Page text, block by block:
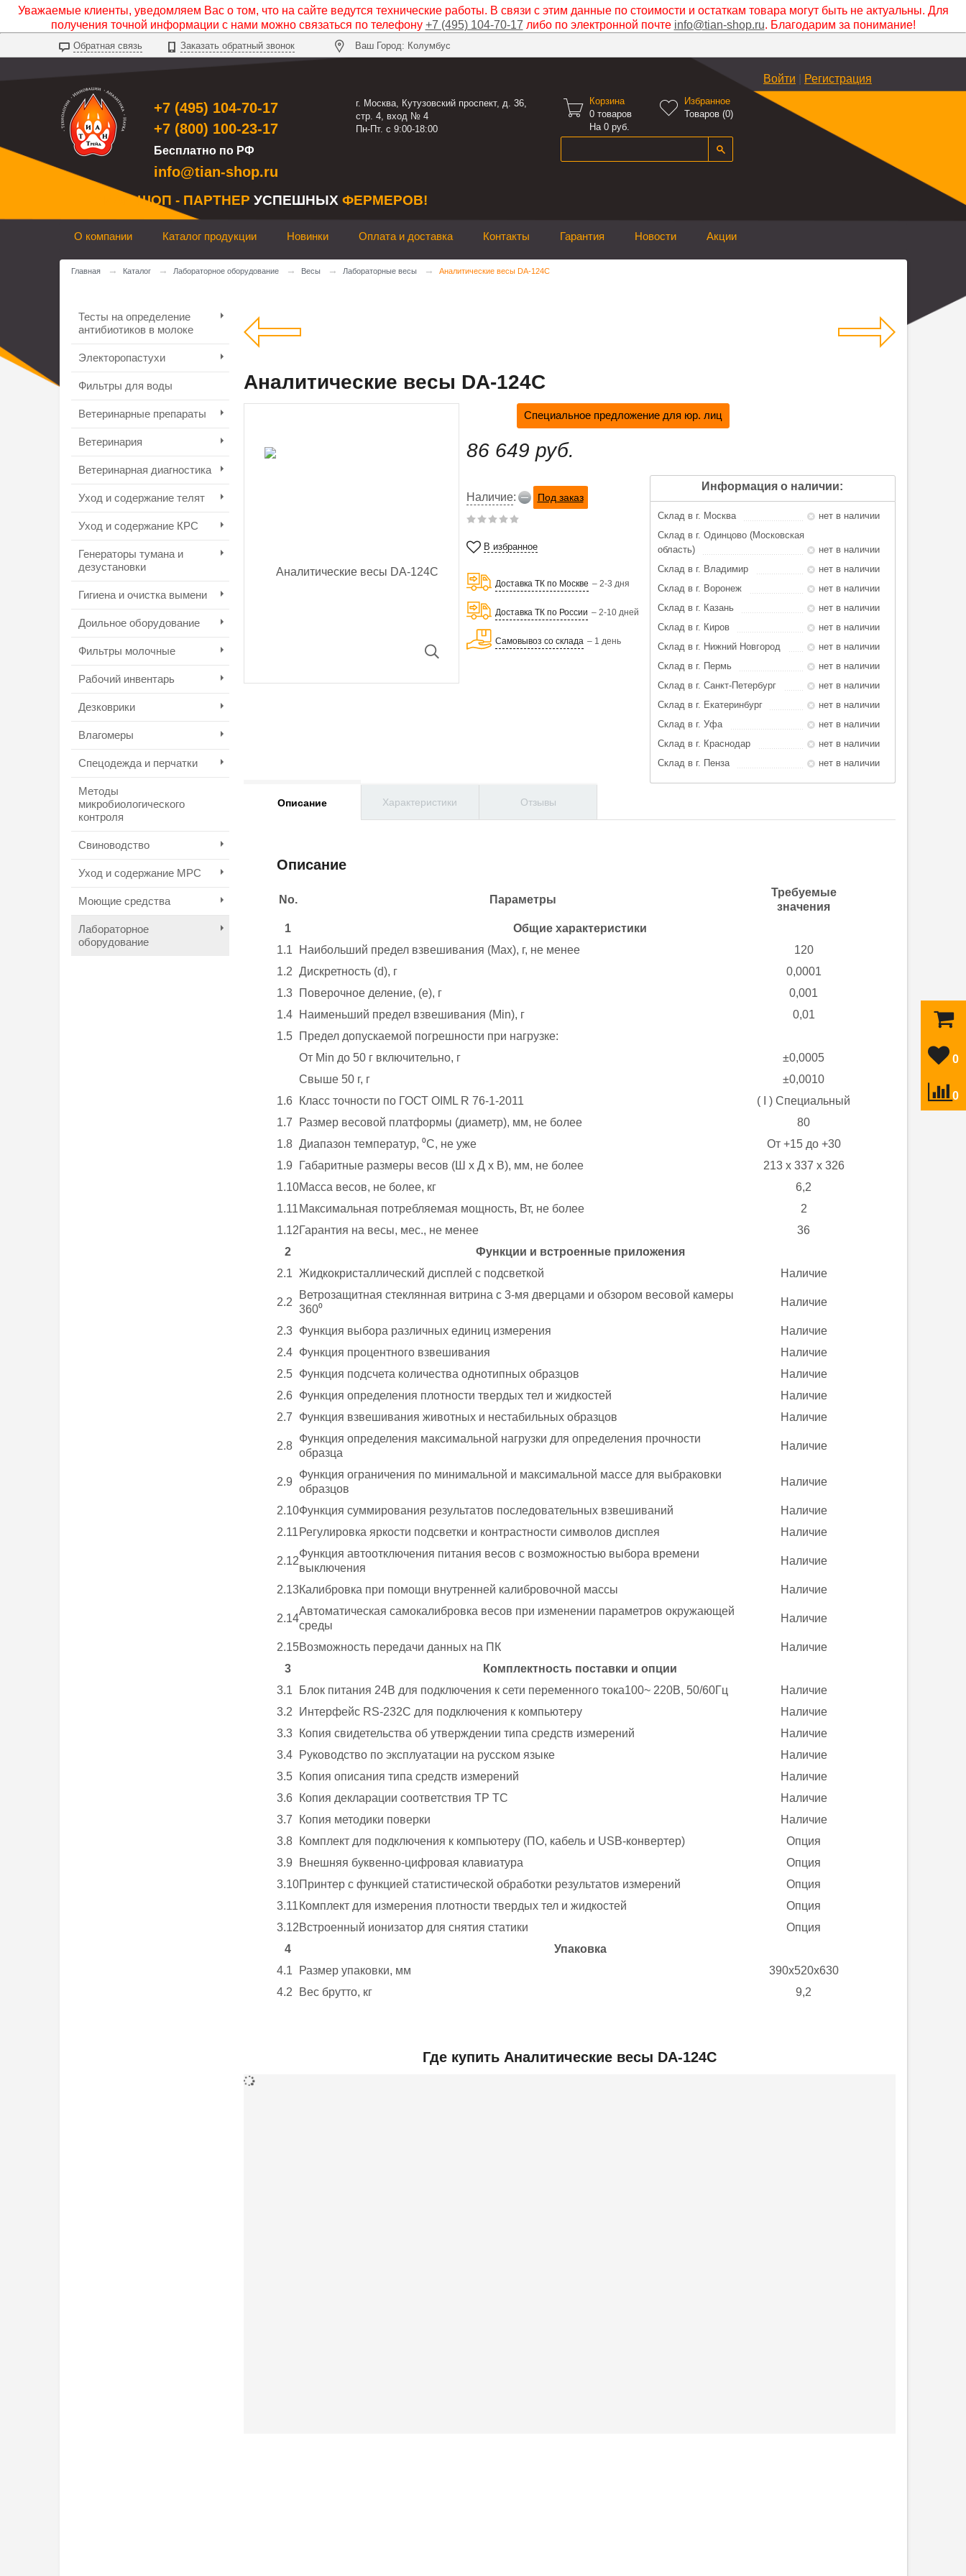
Уважаемые клиенты, уведомляем Вас о том, что на сайте ведутся технические работы. В связи с этим данные по стоимости и остаткам товара могут быть не актуальны. Для
получения точной информации с нами можно связаться по телефону +7 (495) 104-70-17 либо по электронной почте info@tian-shop.ru. Благодарим за понимание!
Обратная связь Заказать обратный звонок Ваш Город: Колумбус
0
0
Войти Регистрация
+7 (495) 104-70-17
+7 (800) 100-23-17
Бесплатно по РФ
info@tian-shop.ru
г. Москва, Кутузовский проспект, д. 36,
стр. 4, вход № 4
Пн-Пт. с 9:00-18:00

Корзина
0товаров
На 0 руб.

Избранное
Товаров (0)
ТИАН ШОП - ПАРТНЕР УСПЕШНЫХ ФЕРМЕРОВ!
О компании Каталог продукции Новинки Оплата и доставка Контакты Гарантия Новости Акции
Главная → Каталог → Лабораторное оборудование → Весы → Лабораторные весы → Аналитические весы DA-124C
Тесты на определение
антибиотиков в молоке
Электоропастухи
Фильтры для воды
Ветеринарные препараты
Ветеринария
Ветеринарная диагностика
Уход и содержание телят
Уход и содержание КРС
Генераторы тумана и
дезустановки
Гигиена и очистка вымени
Доильное оборудование
Фильтры молочные
Рабочий инвентарь
Дезковрики
Влагомеры
Спецодежда и перчатки
Методы
микробиологического
контроля
Свиноводство
Уход и содержание МРС
Моющие средства
Лабораторное
оборудование
Аналитические весы DA-124C
Специальное предложение для юр. лиц
86 649 руб.
Наличие: Под заказ
В избранное
Доставка ТК по Москве – 2-3 дня
Доставка ТК по России – 2-10 дней
Самовывоз со склада – 1 день
Информация о наличии:
Склад в г. Москва
нет в наличии
Склад в г. Одинцово (Московская
область)
нет в наличии
Склад в г. Владимир
нет в наличии
Склад в г. Воронеж
нет в наличии
Склад в г. Казань
нет в наличии
Склад в г. Киров
нет в наличии
Склад в г. Нижний Новгород
нет в наличии
Склад в г. Пермь
нет в наличии
Склад в г. Санкт-Петербург
нет в наличии
Склад в г. Екатеринбург
нет в наличии
Склад в г. Уфа
нет в наличии
Склад в г. Краснодар
нет в наличии
Склад в г. Пенза
нет в наличии
Описание Характеристики Отзывы
Описание
No. Параметры
Требуемые
значения
1
Общие характеристики
1.1
Наибольший предел взвешивания (Max), г, не менее
120
1.2 Дискретность (d), г
0,0001
1.3
Поверочное деление, (e), г
0,001
1.4
Наименьший предел взвешивания (Min), г
0,01
1.5
Предел допускаемой погрешности при нагрузке:
От Min до 50 г включительно, г
±0,0005
Свыше 50 г, г
±0,0010
1.6
Класс точности по ГОСТ OIML R 76-1-2011
( I ) Специальный
1.7
Размер весовой платформы (диаметр), мм, не более
80
1.8 Диапазон температур, ⁰С, не уже
От +15 до +30
1.9
Габаритные размеры весов (Ш х Д х В), мм, не более
213 х 337 х 326
1.10Масса весов, не более, кг
6,2
1.11 Максимальная потребляемая мощность, Вт, не более
2
1.12Гарантия на весы, мес., не менее
36
2
Функции и встроенные приложения
2.1
Жидкокристаллический дисплей с подсветкой Наличие
2.2
Ветрозащитная стеклянная витрина с 3-мя дверцами и обзором весовой камеры
360⁰
Наличие
2.3 Функция выбора различных единиц измерения
Наличие
2.4 Функция процентного взвешивания
Наличие
2.5 Функция подсчета количества однотипных образцов
Наличие
2.6 Функция определения плотности твердых тел и жидкостей
Наличие
2.7
Функция взвешивания животных и нестабильных образцов Наличие
2.8
Функция определения максимальной нагрузки для определения прочности
образца
Наличие
2.9
Функция ограничения по минимальной и максимальной массе для выбраковки
образцов
Наличие
2.10Функция суммирования результатов последовательных взвешиваний
Наличие
2.11 Регулировка яркости подсветки и контрастности символов дисплея Наличие
2.12
Функция автоотключения питания весов с возможностью выбора времени
выключения
Наличие
2.13Калибровка при помощи внутренней калибровочной массы Наличие
2.14
Автоматическая самокалибровка весов при изменении параметров окружающей
среды
Наличие
2.15Возможность передачи данных на ПК
Наличие
3
Комплектность поставки и опции
3.1
Блок питания 24В для подключения к сети переменного тока100~ 220В, 50/60Гц
Наличие
3.2
Интерфейс RS-232C для подключения к компьютеру
Наличие
3.3
Копия свидетельства об утверждении типа средств измерений
Наличие
3.4
Руководство по эксплуатации на русском языке
Наличие
3.5
Копия описания типа средств измерений
Наличие
3.6
Копия декларации соответствия ТР ТС
Наличие
3.7
Копия методики поверки
Наличие
3.8
Комплект для подключения к компьютеру (ПО, кабель и USB-конвертер)
Опция
3.9
Внешняя буквенно-цифровая клавиатура
Опция
3.10Принтер с функцией статистической обработки результатов измерений
Опция
3.11 Комплект для измерения плотности твердых тел и жидкостей
Опция
3.12Встроенный ионизатор для снятия статики
Опция
4
Упаковка
4.1
Размер упаковки, мм
390х520х630
4.2
Вес брутто, кг 9,2
Добавить отзыв
Где купить Аналитические весы DA-124C